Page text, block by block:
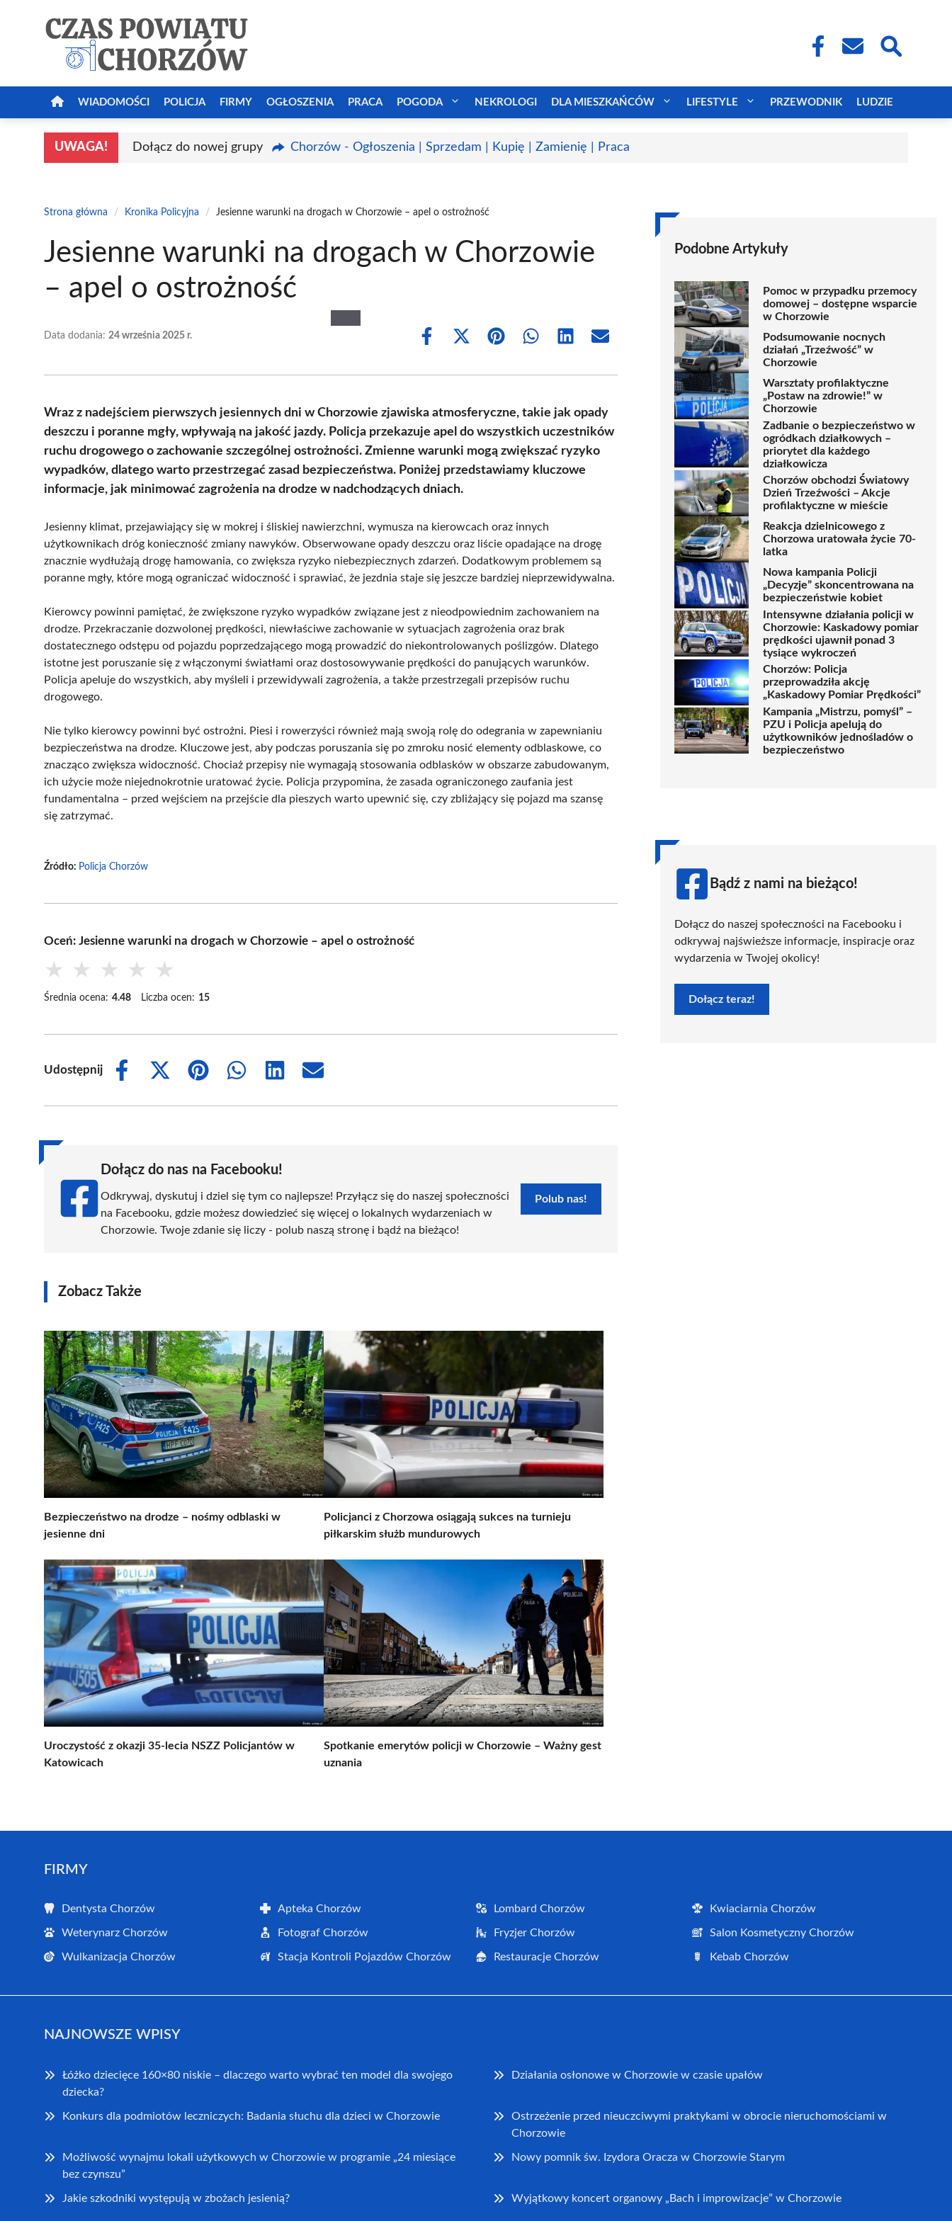
WIADOMOŚCI POLICJA FIRMY OGŁOSZENIA PRACA POGODA NEKROLOGI DLA MIESZKAŃCÓW LIFESTYLE PRZEWODNIK LUDZIE
UWAGA! Dołącz do nowej grupy Chorzów - Ogłoszenia | Sprzedam | Kupię | Zamienię | Praca
Strona główna / Kronika Policyjna / Jesienne warunki na drogach w Chorzowie – apel o ostrożność
Jesienne warunki na drogach w Chorzowie
– apel o ostrożność
Data dodania: 24 września 2025 r.
Share
Share
(Twitter)
Share Share Share Share
Wraz z nadejściem pierwszych jesiennych dni w Chorzowie zjawiska atmosferyczne, takie jak opady
deszczu i poranne mgły, wpływają na jakość jazdy. Policja przekazuje apel do wszystkich uczestników
ruchu drogowego o zachowanie szczególnej ostrożności. Zmienne warunki mogą zwiększać ryzyko
wypadków, dlatego warto przestrzegać zasad bezpieczeństwa. Poniżej przedstawiamy kluczowe
informacje, jak minimować zagrożenia na drodze w nadchodzących dniach.
Jesienny klimat, przejawiający się w mokrej i śliskiej nawierzchni, wymusza na kierowcach oraz innych
użytkownikach dróg konieczność zmiany nawyków. Obserwowane opady deszczu oraz liście opadające na drogę
znacznie wydłużają drogę hamowania, co zwiększa ryzyko niebezpiecznych zdarzeń. Dodatkowym problemem są
poranne mgły, które mogą ograniczać widoczność i sprawiać, że jezdnia staje się jeszcze bardziej nieprzewidywalna.
Kierowcy powinni pamiętać, że zwiększone ryzyko wypadków związane jest z nieodpowiednim zachowaniem na
drodze. Przekraczanie dozwolonej prędkości, niewłaściwe zachowanie w sytuacjach zagrożenia oraz brak
dostatecznego odstępu od pojazdu poprzedzającego mogą prowadzić do niekontrolowanych poślizgów. Dlatego
istotne jest poruszanie się z włączonymi światłami oraz dostosowywanie prędkości do panujących warunków.
Policja apeluje do wszystkich, aby myśleli i przewidywali zagrożenia, a także przestrzegali przepisów ruchu
drogowego.
Nie tylko kierowcy powinni być ostrożni. Piesi i rowerzyści również mają swoją rolę do odegrania w zapewnianiu
bezpieczeństwa na drodze. Kluczowe jest, aby podczas poruszania się po zmroku nosić elementy odblaskowe, co
znacząco zwiększa widoczność. Chociaż przepisy nie wymagają stosowania odblasków w obszarze zabudowanym,
ich użycie może niejednokrotnie uratować życie. Policja przypomina, że zasada ograniczonego zaufania jest
fundamentalna – przed wejściem na przejście dla pieszych warto upewnić się, czy zbliżający się pojazd ma szansę
się zatrzymać.
Źródło: Policja Chorzów
Oceń: Jesienne warunki na drogach w Chorzowie – apel o ostrożność
★ ★ ★ ★ ★
Średnia ocena: 4.48 Liczba ocen: 15
Udostępnij
Share
Share
(Twitter)
Share
Share
Share
Share
Dołącz do nas na Facebooku!
Odkrywaj, dyskutuj i dziel się tym co najlepsze! Przyłącz się do naszej społeczności
na Facebooku, gdzie możesz dowiedzieć się więcej o lokalnych wydarzeniach w
Chorzowie. Twoje zdanie się liczy - polub naszą stronę i bądź na bieżąco!
Polub nas!
Zobacz Także
Bezpieczeństwo na drodze – nośmy odblaski w
jesienne dni
Policjanci z Chorzowa osiągają sukces na turnieju
piłkarskim służb mundurowych
Uroczystość z okazji 35-lecia NSZZ Policjantów w
Katowicach
Spotkanie emerytów policji w Chorzowie – Ważny gest
uznania
Podobne Artykuły
Pomoc w przypadku przemocy
domowej – dostępne wsparcie
w Chorzowie
Podsumowanie nocnych
działań „Trzeźwość” w
Chorzowie
Warsztaty profilaktyczne
„Postaw na zdrowie!” w
Chorzowie
Zadbanie o bezpieczeństwo w
ogródkach działkowych –
priorytet dla każdego
działkowicza
Chorzów obchodzi Światowy
Dzień Trzeźwości – Akcje
profilaktyczne w mieście
Reakcja dzielnicowego z
Chorzowa uratowała życie 70-
latka
Nowa kampania Policji
„Decyzje” skoncentrowana na
bezpieczeństwie kobiet
Intensywne działania policji w
Chorzowie: Kaskadowy pomiar
prędkości ujawnił ponad 3
tysiące wykroczeń
Chorzów: Policja
przeprowadziła akcję
„Kaskadowy Pomiar Prędkości”
Kampania „Mistrzu, pomyśl” –
PZU i Policja apelują do
użytkowników jednośladów o
bezpieczeństwo
Bądź z nami na bieżąco!
Dołącz do naszej społeczności na Facebooku i
odkrywaj najświeższe informacje, inspiracje oraz
wydarzenia w Twojej okolicy!
Dołącz teraz!
FIRMY
Dentysta Chorzów Apteka Chorzów Lombard Chorzów Kwiaciarnia Chorzów
Weterynarz Chorzów Fotograf Chorzów Fryzjer Chorzów Salon Kosmetyczny Chorzów
Wulkanizacja Chorzów Stacja Kontroli Pojazdów Chorzów Restauracje Chorzów Kebab Chorzów
NAJNOWSZE WPISY
Łóżko dziecięce 160×80 niskie – dlaczego warto wybrać ten model dla swojego
dziecka?
Działania osłonowe w Chorzowie w czasie upałów
Konkurs dla podmiotów leczniczych: Badania słuchu dla dzieci w Chorzowie
Ostrzeżenie przed nieuczciwymi praktykami w obrocie nieruchomościami w
Chorzowie
Możliwość wynajmu lokali użytkowych w Chorzowie w programie „24 miesiące
bez czynszu”
Nowy pomnik św. Izydora Oracza w Chorzowie Starym
Jakie szkodniki występują w zbożach jesienią? Wyjątkowy koncert organowy „Bach i improwizacje” w Chorzowie